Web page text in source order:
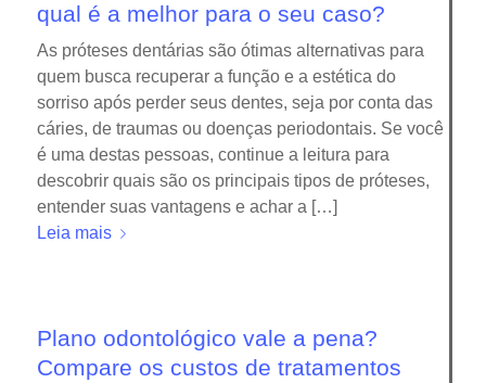
qual é a melhor para o seu caso?
As próteses dentárias são ótimas alternativas para
quem busca recuperar a função e a estética do
sorriso após perder seus dentes, seja por conta das
cáries, de traumas ou doenças periodontais. Se você
é uma destas pessoas, continue a leitura para
descobrir quais são os principais tipos de próteses,
entender suas vantagens e achar a […]
Leia mais
Plano odontológico vale a pena?
Compare os custos de tratamentos